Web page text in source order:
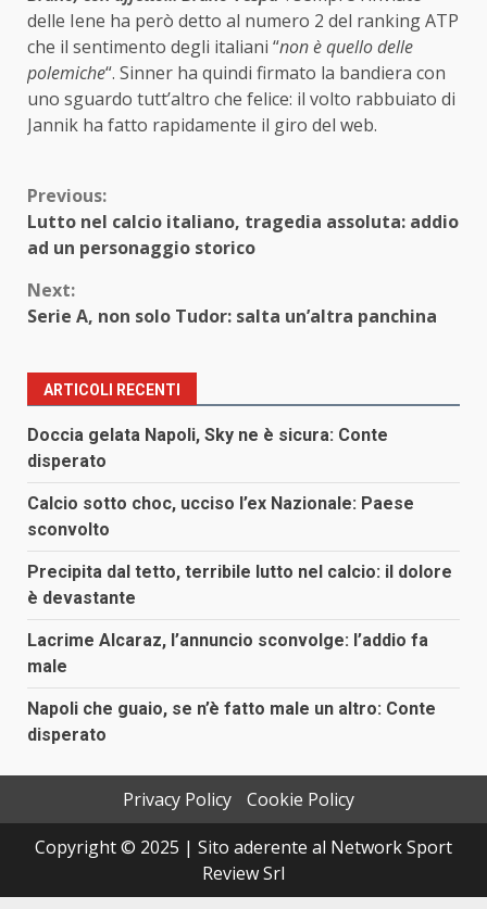
delle Iene ha però detto al numero 2 del ranking ATP
che il sentimento degli italiani “non è quello delle
polemiche“. Sinner ha quindi firmato la bandiera con
uno sguardo tutt’altro che felice: il volto rabbuiato di
Jannik ha fatto rapidamente il giro del web.
Continue
Reading
Previous:
Lutto nel calcio italiano, tragedia assoluta: addio
ad un personaggio storico
Next:
Serie A, non solo Tudor: salta un’altra panchina
ARTICOLI RECENTI
Doccia gelata Napoli, Sky ne è sicura: Conte
disperato
Calcio sotto choc, ucciso l’ex Nazionale: Paese
sconvolto
Precipita dal tetto, terribile lutto nel calcio: il dolore
è devastante
Lacrime Alcaraz, l’annuncio sconvolge: l’addio fa
male
Napoli che guaio, se n’è fatto male un altro: Conte
disperato
Privacy Policy
Cookie Policy
Copyright © 2025 | Sito aderente al Network Sport
Review Srl